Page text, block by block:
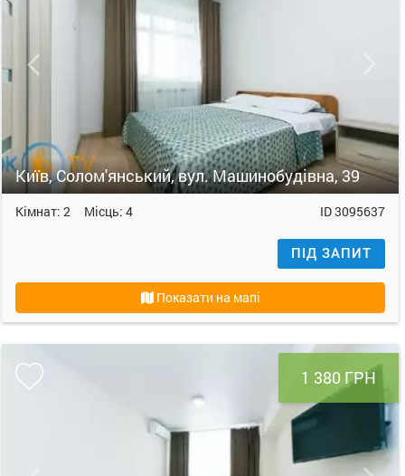
Київ, Солом'янський, вул. Машинобудівна, 39
Кімнат: 2 Місць: 4 ID3095637
ПІД ЗАПИТ
Показати на мапі
1 380 ГРН